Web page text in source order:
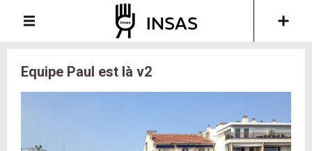
Equipe Paul est là v2